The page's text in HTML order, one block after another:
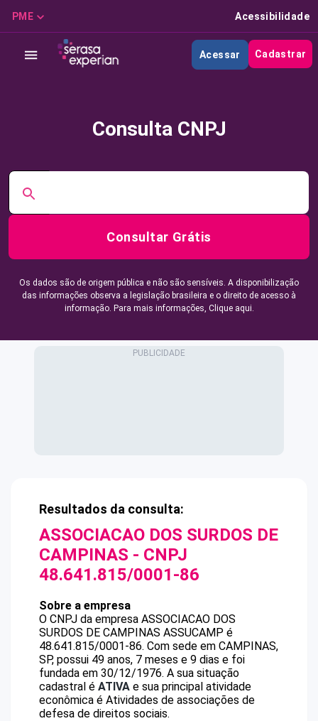
PME Acessibilidade
Acessar Cadastrar
Consulta CNPJ
Consultar Grátis
Os dados são de origem pública e não são sensíveis. A disponibilização
das informações observa a legislação brasileira e o direito de acesso à
informação. Para mais informações, Clique aqui.
Resultados da consulta:
ASSOCIACAO DOS SURDOS DE
CAMPINAS - CNPJ
48.641.815/0001-86
Sobre a empresa
O CNPJ da empresa ASSOCIACAO DOS
SURDOS DE CAMPINAS ASSUCAMP é
48.641.815/0001-86. Com sede em CAMPINAS,
SP, possui 49 anos, 7 meses e 9 dias e foi
fundada em 30/12/1976. A sua situação
cadastral é ATIVA e sua principal atividade
econômica é Atividades de associações de
defesa de direitos sociais.